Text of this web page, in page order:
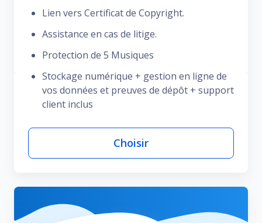
Lien vers Certificat de Copyright.
Assistance en cas de litige.
Protection de 5 Musiques
Stockage numérique + gestion en ligne de
vos données et preuves de dépôt + support
client inclus
Choisir